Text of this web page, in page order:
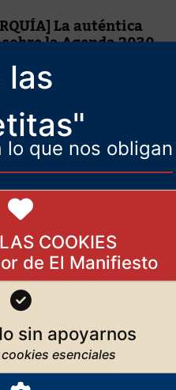
las
lo que nos obligan
COOKIES
sin apoyarnos
La auténtica
la Agenda 2030
de un buen
a la rumana
personas
de 2025